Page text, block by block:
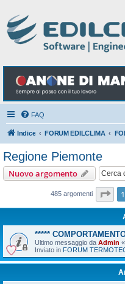
FAQ
Indice FORUM EDILCLIMA
Regione Piemonte
Nuovo argomento
485 argomenti 1
*****
Ultimo messaggio da Admin «
Inviato in FORUM